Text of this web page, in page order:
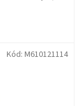
Kód: M610121114